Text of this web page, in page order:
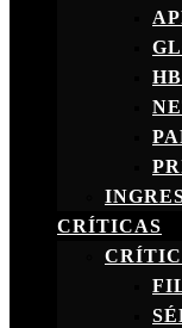
CRÍTICAS